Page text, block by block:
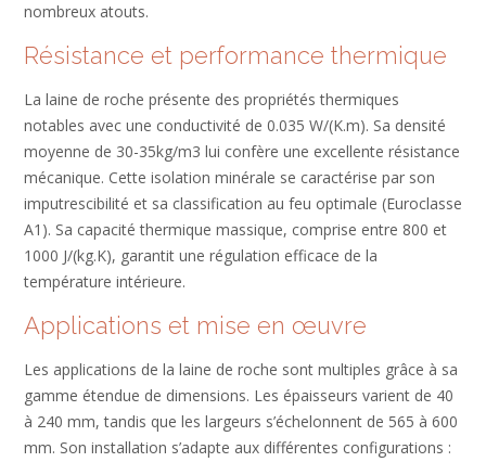
nombreux atouts.
Résistance et performance thermique
La laine de roche présente des propriétés thermiques
notables avec une conductivité de 0.035 W/(K.m). Sa densité
moyenne de 30-35kg/m3 lui confère une excellente résistance
mécanique. Cette isolation minérale se caractérise par son
imputrescibilité et sa classification au feu optimale (Euroclasse
A1). Sa capacité thermique massique, comprise entre 800 et
1000 J/(kg.K), garantit une régulation efficace de la
température intérieure.
Applications et mise en œuvre
Les applications de la laine de roche sont multiples grâce à sa
gamme étendue de dimensions. Les épaisseurs varient de 40
à 240 mm, tandis que les largeurs s’échelonnent de 565 à 600
mm. Son installation s’adapte aux différentes configurations :